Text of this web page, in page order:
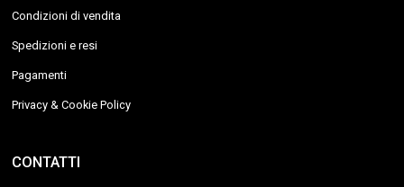
Condizioni di vendita
Spedizioni e resi
Pagamenti
Privacy & Cookie Policy
CONTATTI